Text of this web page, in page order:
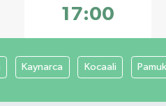
17:00
Kaynarca Kocaali